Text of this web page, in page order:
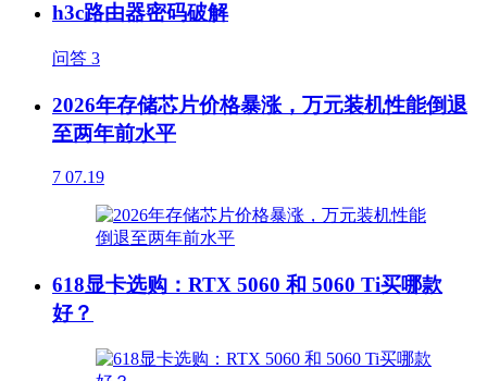
h3c路由器密码破解
问答 3
2026年存储芯片价格暴涨，万元装机性能倒退
至两年前水平
7 07.19
618显卡选购：RTX 5060 和 5060 Ti买哪款
好？